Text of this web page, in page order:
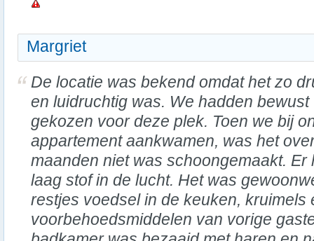
Margriet
De locatie was bekend omdat het zo
en luidruchtig was. We hadden bewust
gekozen voor deze plek. Toen we bij
appartement aankwamen, was het
maanden niet was schoongemaakt. Er
laag stof in de lucht. Het was
restjes voedsel in de keuken, kruimels
voorbehoedsmiddelen van vorige